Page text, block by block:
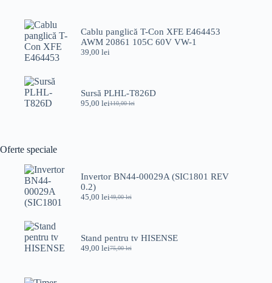
Cablu panglică T-Con XFE E464453
AWM 20861 105C 60V VW-1
39,00 lei
Sursă PLHL-T826D
110,00lei
Prețul
95,00 leiPrețul
Oferte speciale
Invertor BN44-00029A (SIC1801 REV
0.2)
49,00lei
Prețul
49,00 lei.
45,00 leiPrețul
Stand pentru tv HISENSE
75,00lei
Prețul
49,00 leiPrețul